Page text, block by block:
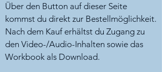
Über den Button auf dieser Seite
kommst du direkt zur Bestellmöglichkeit.
Nach dem Kauf erhältst du Zugang zu
den Video-/Audio-Inhalten sowie das
Workbook als Download.